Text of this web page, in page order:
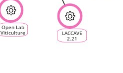
LACCAVE
2.21
Open Lab
Viticulture
d’Occitanum,